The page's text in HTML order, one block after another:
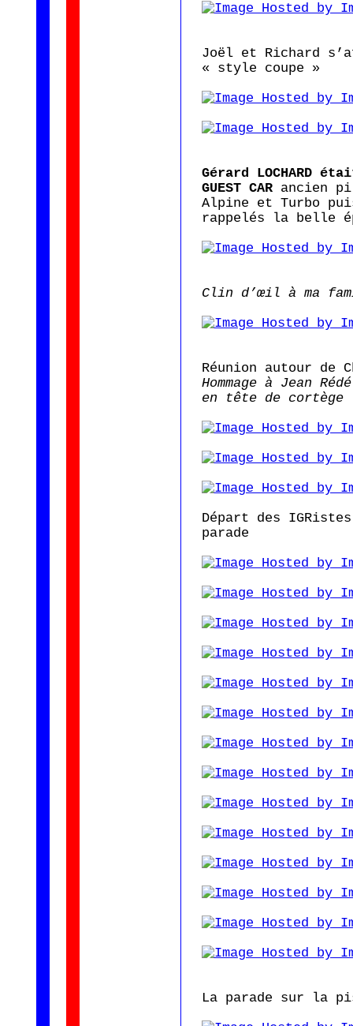
Joël et Richard
« style coupe »
Gérard LOCHARD
GUEST CARancien
Alpine et Turbo
rappelés la belle
Clin d’œil à ma
Réunion autour de
Hommage à Jean
en tête de cortège
Départ des
parade
La parade sur la